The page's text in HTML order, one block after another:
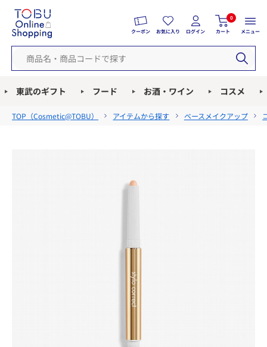
クーポン お気に入り ログイン
0
カート メニュー
東武のギフト フード お酒・ワイン コスメ
TOP（Cosmetic@TOBU） アイテムから探す ベースメイクアップ